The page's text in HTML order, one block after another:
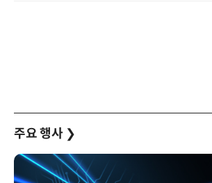
주요 행사 ❯